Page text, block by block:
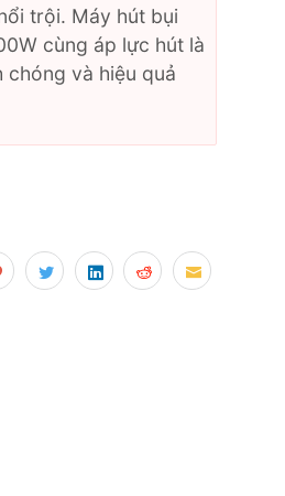
trội. Máy hút bụi
cùng áp lực hút là
và hiệu quả